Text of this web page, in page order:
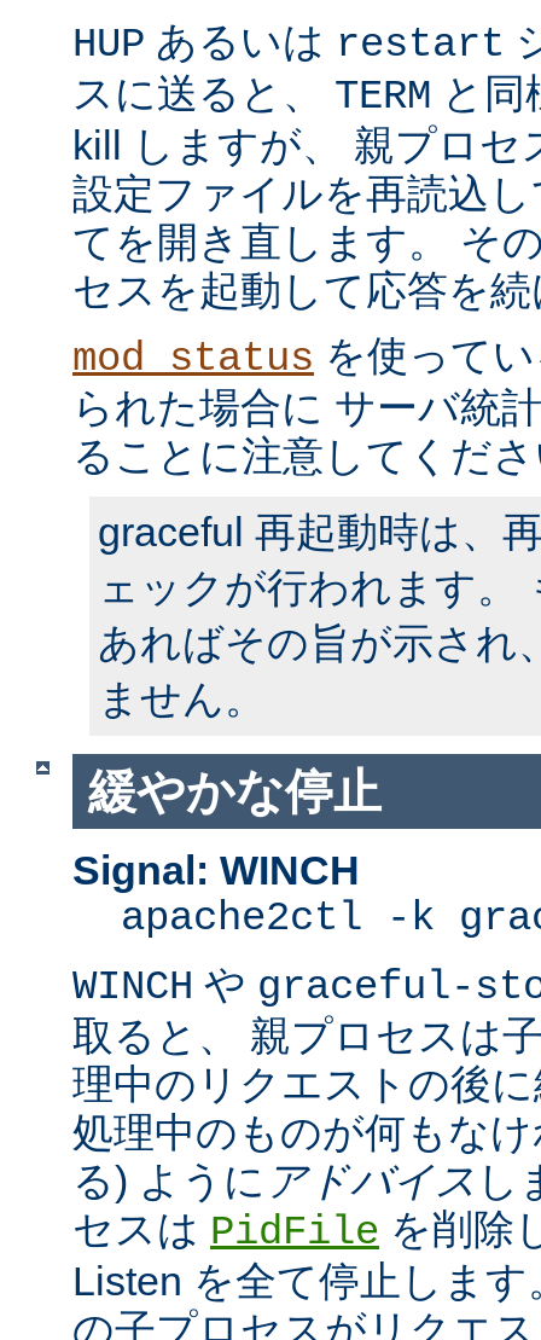
HUP あるいは restart
スに送ると、 TERM と
kill しますが、 親プロセ
設定ファイルを再読込
てを開き直します。 そ
セスを起動して応答を
mod_status を使って
られた場合に サーバ統
ることに注意してくだ
graceful 再起動時は、
ェックが行われます。
あればその旨が示され
ません。
緩やかな停止
Signal: WINCH
apache2ctl -k
WINCH や graceful-
取ると、 親プロセスは
理中のリクエストの後
処理中のものが何もな
る) ように アドバイス し
セスは PidFile を削除
Listen を全て停止しま
の子プロセスがリクエ